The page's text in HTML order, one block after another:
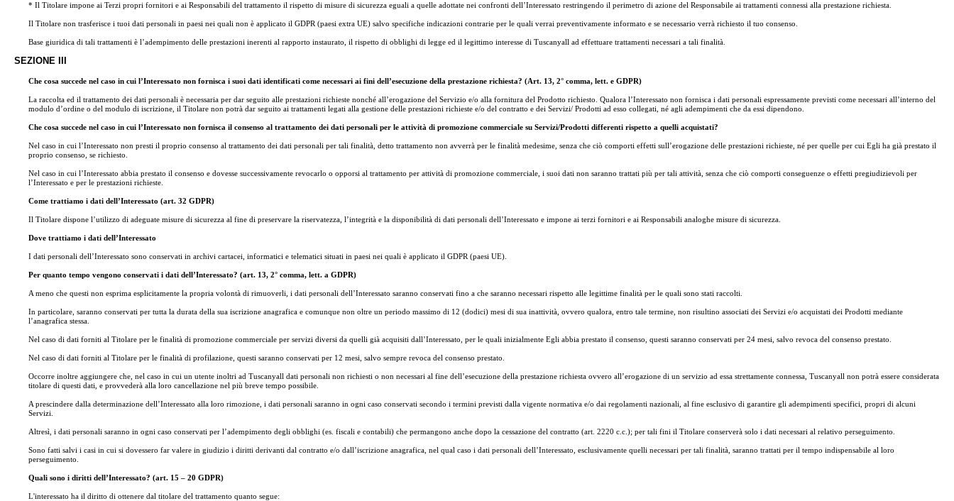
* Il Titolare impone ai Terzi propri fornitori e ai Responsabili del trattamento il rispetto di misure di sicurezza eguali a quelle adottate nei confronti dell’Interessato restringendo il perimetro di azione del Responsabile ai trattamenti connessi alla prestazione richiesta.
Il Titolare non trasferisce i tuoi dati personali in paesi nei quali non è applicato il GDPR (paesi extra UE) salvo specifiche indicazioni contrarie per le quali verrai preventivamente informato e se necessario verrà richiesto il tuo consenso.
Base giuridica di tali trattamenti è l’adempimento delle prestazioni inerenti al rapporto instaurato, il rispetto di obblighi di legge ed il legittimo interesse di Tuscanyall ad effettuare trattamenti necessari a tali finalità.
SEZIONE III
Che cosa succede nel caso in cui l’Interessato non fornisca i suoi dati identificati come necessari ai fini dell’esecuzione della prestazione richiesta? (Art. 13, 2° comma, lett. e GDPR)
La raccolta ed il trattamento dei dati personali è necessaria per dar seguito alle prestazioni richieste nonché all’erogazione del Servizio e/o alla fornitura del Prodotto richiesto. Qualora l’Interessato non fornisca i dati personali espressamente previsti come necessari all’interno del
modulo d’ordine o del modulo di iscrizione, il Titolare non potrà dar seguito ai trattamenti legati alla gestione delle prestazioni richieste e/o del contratto e dei Servizi/ Prodotti ad esso collegati, né agli adempimenti che da essi dipendono.
Che cosa succede nel caso in cui l’Interessato non fornisca il consenso al trattamento dei dati personali per le attività di promozione commerciale su Servizi/Prodotti differenti rispetto a quelli acquistati?
Nel caso in cui l’Interessato non presti il proprio consenso al trattamento dei dati personali per tali finalità, detto trattamento non avverrà per le finalità medesime, senza che ciò comporti effetti sull’erogazione delle prestazioni richieste, né per quelle per cui Egli ha già prestato il
proprio consenso, se richiesto.
Nel caso in cui l’Interessato abbia prestato il consenso e dovesse successivamente revocarlo o opporsi al trattamento per attività di promozione commerciale, i suoi dati non saranno trattati più per tali attività, senza che ciò comporti conseguenze o effetti pregiudizievoli per
l’Interessato e per le prestazioni richieste.
Come trattiamo i dati dell’Interessato (art. 32 GDPR)
Il Titolare dispone l’utilizzo di adeguate misure di sicurezza al fine di preservare la riservatezza, l’integrità e la disponibilità di dati personali dell’Interessato e impone ai terzi fornitori e ai Responsabili analoghe misure di sicurezza.
Dove trattiamo i dati dell’Interessato
I dati personali dell’Interessato sono conservati in archivi cartacei, informatici e telematici situati in paesi nei quali è applicato il GDPR (paesi UE).
Per quanto tempo vengono conservati i dati dell’Interessato? (art. 13, 2° comma, lett. a GDPR)
A meno che questi non esprima esplicitamente la propria volontà di rimuoverli, i dati personali dell’Interessato saranno conservati fino a che saranno necessari rispetto alle legittime finalità per le quali sono stati raccolti.
In particolare, saranno conservati per tutta la durata della sua iscrizione anagrafica e comunque non oltre un periodo massimo di 12 (dodici) mesi di sua inattività, ovvero qualora, entro tale termine, non risultino associati dei Servizi e/o acquistati dei Prodotti mediante
l’anagrafica stessa.
Nel caso di dati forniti al Titolare per le finalità di promozione commerciale per servizi diversi da quelli già acquisiti dall’Interessato, per le quali inizialmente Egli abbia prestato il consenso, questi saranno conservati per 24 mesi, salvo revoca del consenso prestato.
Nel caso di dati forniti al Titolare per le finalità di profilazione, questi saranno conservati per 12 mesi, salvo sempre revoca del consenso prestato.
Occorre inoltre aggiungere che, nel caso in cui un utente inoltri ad Tuscanyall dati personali non richiesti o non necessari al fine dell’esecuzione della prestazione richiesta ovvero all’erogazione di un servizio ad essa strettamente connessa, Tuscanyall non potrà essere considerata
titolare di questi dati, e provvederà alla loro cancellazione nel più breve tempo possibile.
A prescindere dalla determinazione dell’Interessato alla loro rimozione, i dati personali saranno in ogni caso conservati secondo i termini previsti dalla vigente normativa e/o dai regolamenti nazionali, al fine esclusivo di garantire gli adempimenti specifici, propri di alcuni
Servizi.
Altresì, i dati personali saranno in ogni caso conservati per l’adempimento degli obblighi (es. fiscali e contabili) che permangono anche dopo la cessazione del contratto (art. 2220 c.c.); per tali fini il Titolare conserverà solo i dati necessari al relativo perseguimento.
Sono fatti salvi i casi in cui si dovessero far valere in giudizio i diritti derivanti dal contratto e/o dall’iscrizione anagrafica, nel qual caso i dati personali dell’Interessato, esclusivamente quelli necessari per tali finalità, saranno trattati per il tempo indispensabile al loro
perseguimento.
Quali sono i diritti dell’Interessato? (art. 15 – 20 GDPR)
L'interessato ha il diritto di ottenere dal titolare del trattamento quanto segue: